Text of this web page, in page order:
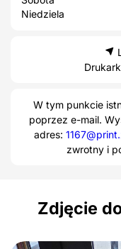
Niedziela
W tym punkcie
poprzez e-mail.
adres:
zwrotny i
Zdjęcie